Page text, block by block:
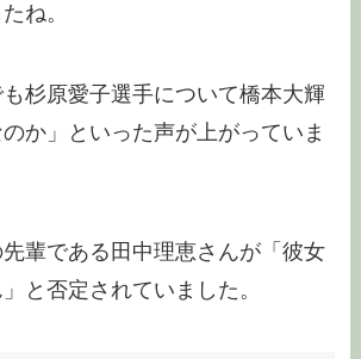
ね。
も杉原愛子選手について橋本大輝
か」といった声が上がっていま
輩である田中理恵さんが「彼女
と否定されていました。